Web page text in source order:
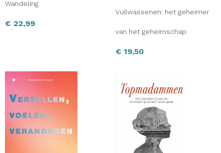
Wandeling
€ 22,99
Vuilwassenen: het geheimer
van het geheimschap
€ 19,50